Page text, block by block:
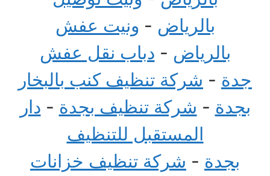
بالرياض - ونيت عفش
بالرياض - دباب نقل عفش
جدة - شركة تنظيف كنب بالبخار
بجدة - شركة تنظيف بجدة - دار
المستقبل للتنظيف
بجدة - شركة تنظيف خزانات